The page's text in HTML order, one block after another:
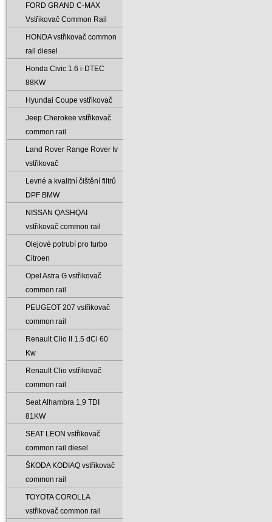
FORD GRAND C-MAX
Vstřikovač Common Rail
HONDA vstřikovač common
rail diesel
Honda Civic 1.6 i-DTEC
88KW
Hyundai Coupe vstřikovač
Jeep Cherokee vstřikovač
common rail
Land Rover Range Rover Iv
vstřikovač
Levné a kvalitní čištění filtrů
DPF BMW
NISSAN QASHQAI
vstřikovač common rail
Olejové potrubí pro turbo
Citroen
Opel Astra G vstřikovač
common rail
PEUGEOT 207 vstřikovač
common rail
Renault Clio II 1.5 dCi 60
Kw
Renault Clio vstřikovač
common rail
Seat Alhambra 1‚9 TDI
81KW
SEAT LEON vstřikovač
common rail diesel
ŠKODA KODIAQ vstřikovač
common rail
TOYOTA COROLLA
vstřikovač common rail